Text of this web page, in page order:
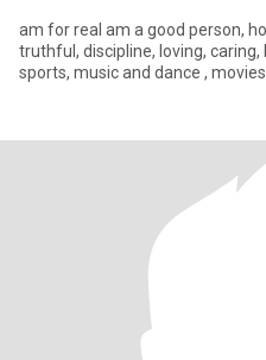
am for real am a good person,
truthful, discipline, loving,
sports, music and dance , movies